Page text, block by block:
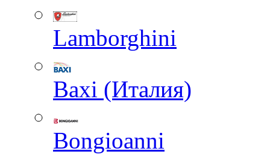
Lamborghini
Baxi (Италия)
Вongioanni